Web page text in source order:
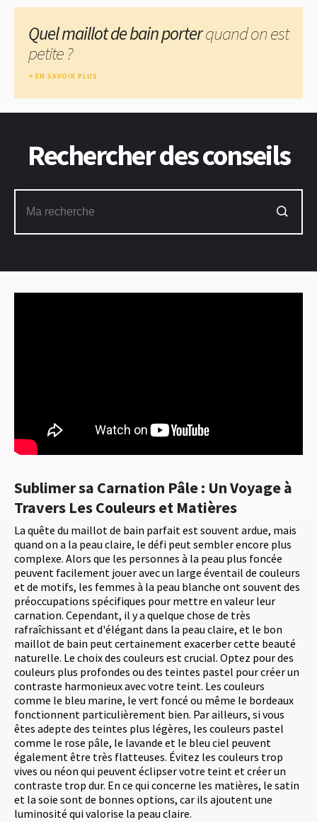
Sublimer sa Carnation Pâle : Un Voyage à
Travers Les Couleurs et Matières
La quête du maillot de bain parfait est souvent ardue, mais
quand on a la peau claire, le défi peut sembler encore plus
complexe. Alors que les personnes à la peau plus foncée
peuvent facilement jouer avec un large éventail de couleurs
et de motifs, les femmes à la peau blanche ont souvent des
préoccupations spécifiques pour mettre en valeur leur
carnation. Cependant, il y a quelque chose de très
rafraîchissant et d'élégant dans la peau claire, et le bon
maillot de bain peut certainement exacerber cette beauté
naturelle. Le choix des couleurs est crucial. Optez pour des
couleurs plus profondes ou des teintes pastel pour créer un
contraste harmonieux avec votre teint. Les couleurs
comme le bleu marine, le vert foncé ou même le bordeaux
fonctionnent particulièrement bien. Par ailleurs, si vous
êtes adepte des teintes plus légères, les couleurs pastel
comme le rose pâle, le lavande et le bleu ciel peuvent
également être très flatteuses. Évitez les couleurs trop
vives ou néon qui peuvent éclipser votre teint et créer un
contraste trop dur. En ce qui concerne les matières, le satin
et la soie sont de bonnes options, car ils ajoutent une
luminosité qui valorise la peau claire.
Quel maillot de bain porterquand on est
petite ?
EN SAVOIR PLUS
Rechercher des conseils